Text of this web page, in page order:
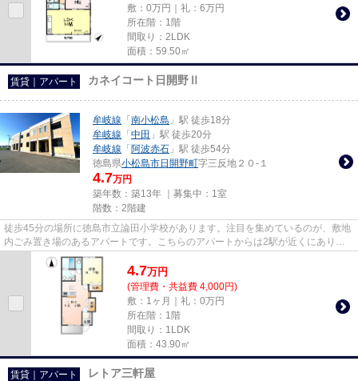
敷：0万円｜礼：6万円
所在階：1階
間取り：2LDK
面積：59.50㎡
賃貸｜アパート カネイコート日開野Ⅱ
牟岐線 「 南小松島 」駅 徒歩18分
牟岐線 「 中田 」駅 徒歩20分
牟岐線 「 阿波赤石 」駅 徒歩54分
徳島県小松島市日開野町字三反地２０-１
4.7万円
築年数：築13年 ｜募集中： 1室
階数：2階建
徒歩45分の場所に徳島市立論田小学校があります。注目を集めているのが、敷地
内ごみ置き場のあるアパートです。こちらのアパートからは2駅が近くにあり、
移動範囲も広がります。通風シ...
4.7万円
(管理費・共益費 4,000円)
敷：1ヶ月｜礼：0万円
所在階：1階
間取り：1LDK
面積：43.90㎡
賃貸｜アパート レトア三軒屋